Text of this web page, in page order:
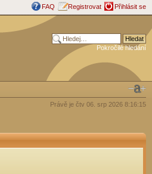
FAQ Registrovat Přihlásit se
Pokročilé hledání
Právě je čtv 06. srp 2026 8:16:15